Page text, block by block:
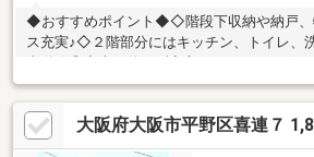
◆おすすめポイント◆◇階段下収納や納戸、
ス充実♪◇２階部分にはキッチン、トイレ、
くつろげる和室ございます☆◇リビング階段
ルトンタイプです♪◇大阪メトロ「南巽」駅
にスーパーなどの買い物施設多数あり◎◆
巽南小学校 徒歩6分（約450ｍ）◇大阪市
大阪府大阪市平野区喜連７